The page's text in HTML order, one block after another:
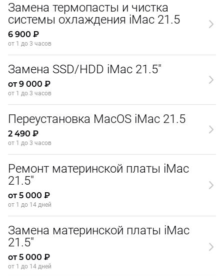
Замена термопасты и чистка
системы охлаждения iMac 21.5
6 900 ₽
от 1 до 3 часов
Замена SSD/HDD iMac 21.5"
от 9 000 ₽
от 1 до 3 часов
Переустановка MacOS iMac 21.5
2 490 ₽
от 1 до 3 часов
Ремонт материнской платы iMac
21.5"
от 5 000 ₽
от 1 до 14 дней
Замена материнской платы iMac
21.5"
от 5 000 ₽
от 1 до 14 дней